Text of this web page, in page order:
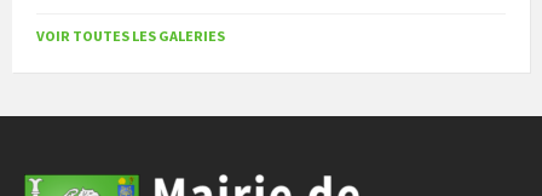
VOIR TOUTES LES GALERIES